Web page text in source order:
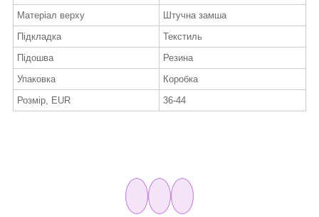
Матеріал верху
Штучна замша
Підкладка
Текстиль
Підошва
Резина
Упаковка
Коробка
Розмір, EUR
36-44